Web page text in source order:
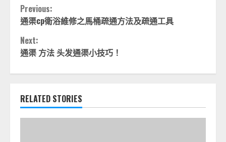
Continue
Reading
Previous:
通渠cp衛浴維修之馬桶疏通方法及疏通工具
Next:
通渠 方法 头发通渠小技巧！
RELATED STORIES